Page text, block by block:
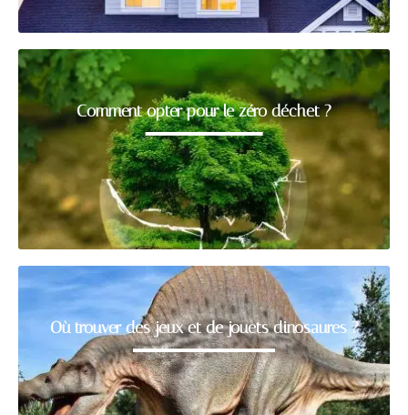
Comment opter pour le zéro déchet ?
Où trouver des jeux et de jouets dinosaures ?